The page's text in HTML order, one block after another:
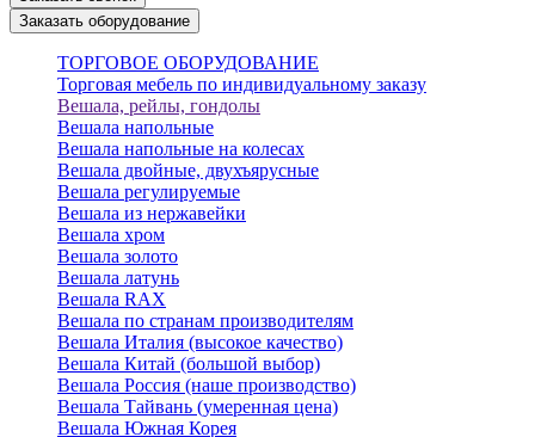
Заказать оборудование
ТОРГОВОЕ ОБОРУДОВАНИЕ
Торговая мебель по индивидуальному заказу
Вешала, рейлы, гондолы
Вешала напольные
Вешала напольные на колесах
Вешала двойные, двухъярусные
Вешала регулируемые
Вешала из нержавейки
Вешала хром
Вешала золото
Вешала латунь
Вешала RAX
Вешала по странам производителям
Вешала Италия (высокое качество)
Вешала Китай (большой выбор)
Вешала Россия (наше производство)
Вешала Тайвань (умеренная цена)
Вешала Южная Корея